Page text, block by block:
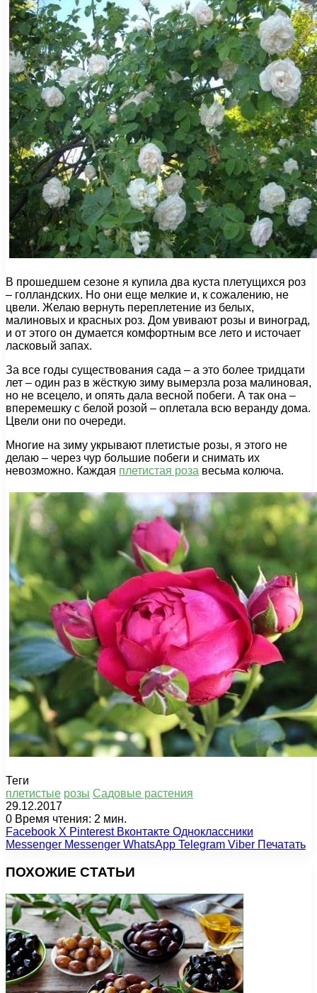
В прошедшем сезоне я купила два куста плетущихся роз
– голландских. Но они еще мелкие и, к сожалению, не
цвели. Желаю вернуть переплетение из белых,
малиновых и красных роз. Дом увивают розы и виноград,
и от этого он думается комфортным все лето и источает
ласковый запах.
За все годы существования сада – а это более тридцати
лет – один раз в жёсткую зиму вымерзла роза малиновая,
но не всецело, и опять дала весной побеги. А так она –
вперемешку с белой розой – оплетала всю веранду дома.
Цвели они по очереди.
Многие на зиму укрывают плетистые розы, я этого не
делаю – через чур большие побеги и снимать их
невозможно. Каждая плетистая роза весьма колюча.
Теги
плетистые розы Садовые растения
29.12.2017
0 Время чтения: 2 мин.
Facebook X Pinterest Вконтакте Одноклассники
Messenger Messenger WhatsApp Telegram Viber Печатать
ПОХОЖИЕ СТАТЬИ